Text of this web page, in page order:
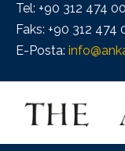
Tel: +90 312 474
Faks: +90 312 474
E-Posta: